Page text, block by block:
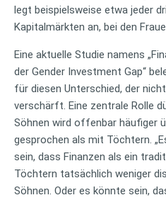
legt beispielsweise etwa jeder
Kapitalmärkten an, bei den
Eine aktuelle Studie namens
der Gender Investment Gap“
für diesen Unterschied, der
verschärft. Eine zentrale Rolle
Söhnen wird offenbar häufiger
gesprochen als mit Töchtern.
sein, dass Finanzen als ein
Töchtern tatsächlich weniger
Söhnen. Oder es könnte sein,